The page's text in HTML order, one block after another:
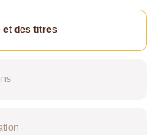
et des titres